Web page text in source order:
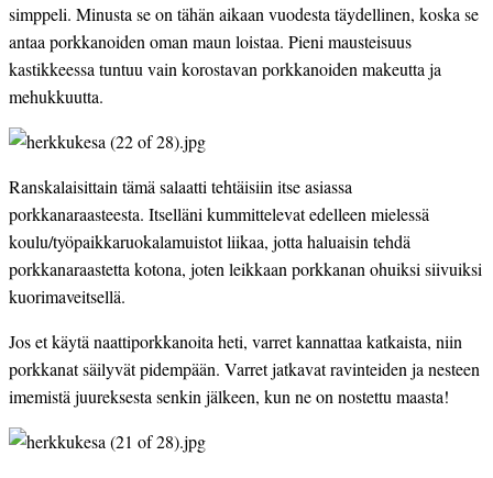
simppeli. Minusta se on tähän aikaan vuodesta täydellinen, koska se
antaa porkkanoiden oman maun loistaa. Pieni mausteisuus
kastikkeessa tuntuu vain korostavan porkkanoiden makeutta ja
mehukkuutta.
Ranskalaisittain tämä salaatti tehtäisiin itse asiassa
porkkanaraasteesta. Itselläni kummittelevat edelleen mielessä
koulu/työpaikkaruokalamuistot liikaa, jotta haluaisin tehdä
porkkanaraastetta kotona, joten leikkaan porkkanan ohuiksi siivuiksi
kuorimaveitsellä.
Jos et käytä naattiporkkanoita heti, varret kannattaa katkaista, niin
porkkanat säilyvät pidempään. Varret jatkavat ravinteiden ja nesteen
imemistä juureksesta senkin jälkeen, kun ne on nostettu maasta!